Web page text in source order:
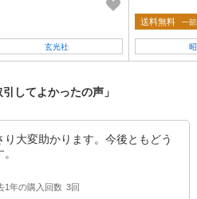
玄光社
送料無料 一
してよかったの声」
大変助かります。今後ともどう
1年の購入回数 3回